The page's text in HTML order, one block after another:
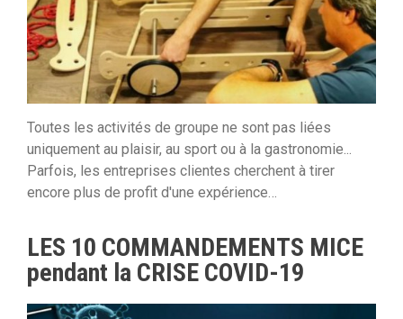
Toutes les activités de groupe ne sont pas liées
uniquement au plaisir, au sport ou à la gastronomie...
Parfois, les entreprises clientes cherchent à tirer
encore plus de profit d'une expérience…
LES 10 COMMANDEMENTS MICE
pendant la CRISE COVID-19